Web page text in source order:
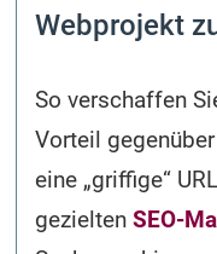
Webprojekt
So verschaffen
Vorteil
eine „griffige“
gezieltenSEO-